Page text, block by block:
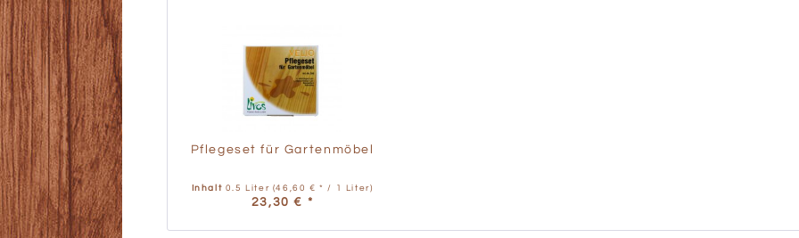
Pflegeset für Gartenmöbel
Inhalt 0.5 Liter (46,60 € * / 1 Liter)
23,30 € *